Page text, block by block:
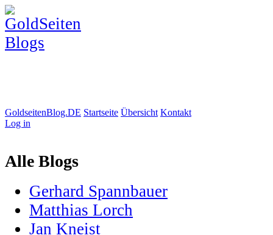
GoldseitenBlog.DE Startseite Übersicht Kontakt
Log in
Alle Blogs
Gerhard Spannbauer
Matthias Lorch
Jan Kneist